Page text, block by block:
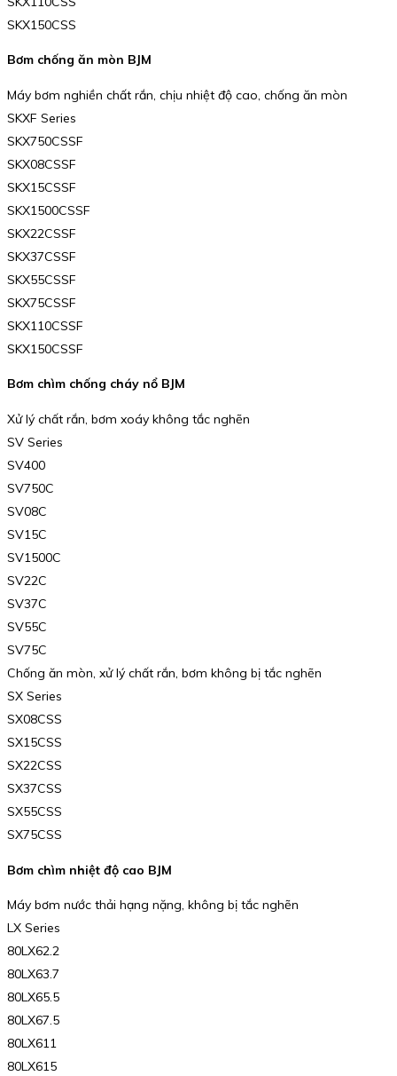
SKX150CSS
Bơm chống ăn mòn BJM
Máy bơm nghiền chất rắn, chịu nhiệt độ cao, chống ăn mòn
SKXF Series
SKX750CSSF
SKX08CSSF
SKX15CSSF
SKX1500CSSF
SKX22CSSF
SKX37CSSF
SKX55CSSF
SKX75CSSF
SKX110CSSF
SKX150CSSF
Bơm chìm chống cháy nổ BJM
Xử lý chất rắn, bơm xoáy không tắc nghẽn
SV Series
SV400
SV750C
SV08C
SV15C
SV1500C
SV22C
SV37C
SV55C
SV75C
Chống ăn mòn, xử lý chất rắn, bơm không bị tắc nghẽn
SX Series
SX08CSS
SX15CSS
SX22CSS
SX37CSS
SX55CSS
SX75CSS
Bơm chìm nhiệt độ cao BJM
Máy bơm nước thải hạng nặng, không bị tắc nghẽn
LX Series
80LX62.2
80LX63.7
80LX65.5
80LX67.5
80LX611
80LX615